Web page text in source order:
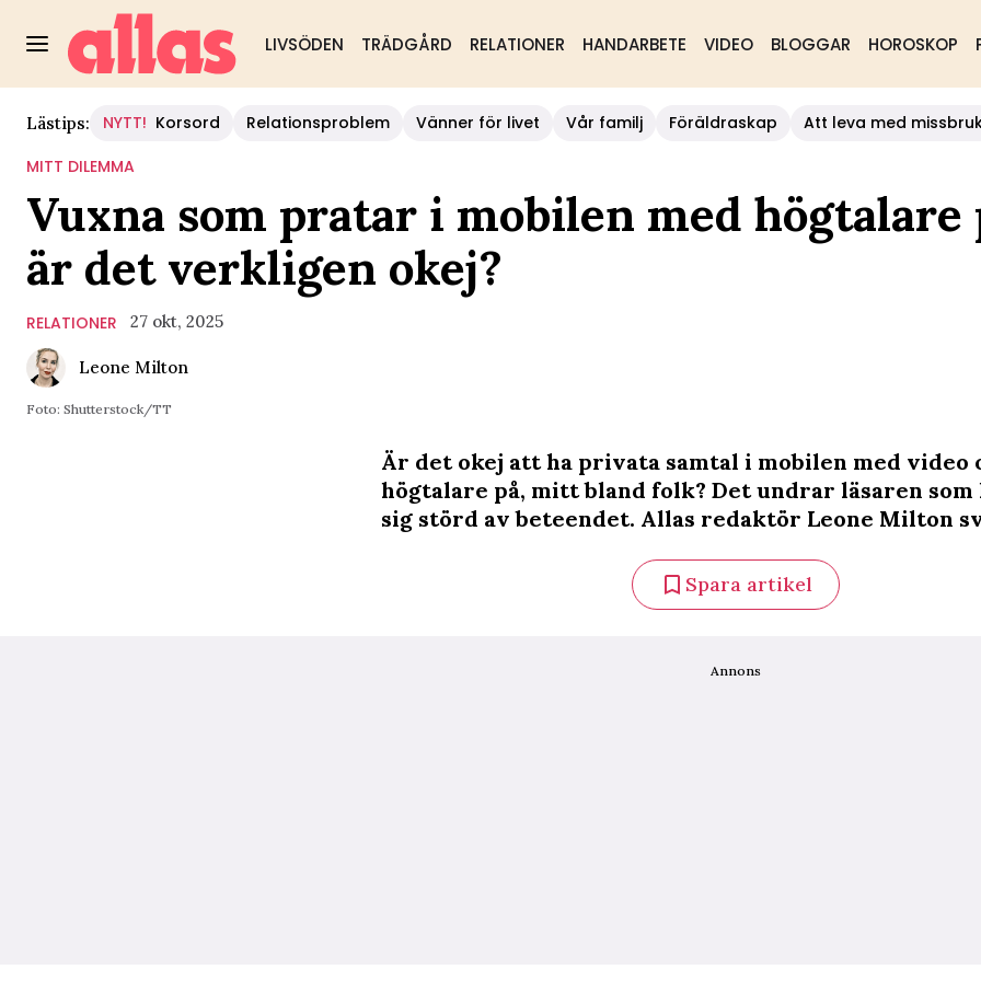
LIVSÖDEN TRÄDGÅRD RELATIONER HANDARBETE VIDEO BLOGGAR HOROSKOP
Lästips: NYTT! Korsord Relationsproblem Vänner för livet Vår familj Föräldraskap
Att leva med
MITT DILEMMA
Vuxna som pratar i mobilen med högtalare
är det verkligen okej?
RELATIONER 27 okt, 2025
Leone Milton
Foto: Shutterstock/TT
Är det okej att ha privata samtal i mobilen med video
högtalare på, mitt bland folk? Det undrar läsaren som
sig störd av beteendet. Allas redaktör Leone Milton
Spara artikel
Annons